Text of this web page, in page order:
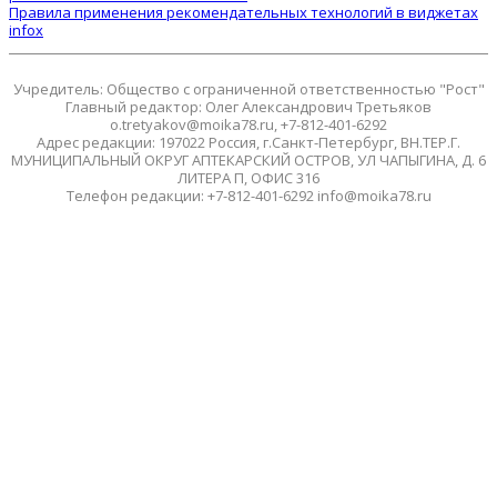
Правила применения рекомендательных технологий в виджетах
infox
Учредитель: Общество с ограниченной ответственностью "Рост"
Главный редактор: Олег Александрович Третьяков
o.tretyakov@moika78.ru, +7-812-401-6292
Адрес редакции: 197022 Россия, г.Санкт-Петербург, ВН.ТЕР.Г.
МУНИЦИПАЛЬНЫЙ ОКРУГ АПТЕКАРСКИЙ ОСТРОВ, УЛ ЧАПЫГИНА, Д. 6
ЛИТЕРА П, ОФИС 316
Телефон редакции: +7-812-401-6292 info@moika78.ru